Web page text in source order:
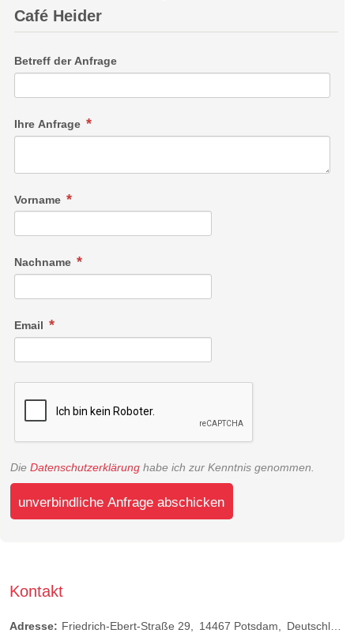
Café Heider
Betreff der Anfrage
Ihre Anfrage
Vorname
Nachname
Email
Die Datenschutzerklärung habe ich zur Kenntnis genommen.
unverbindliche Anfrage abschicken
Kontakt
Adresse: Friedrich-Ebert-Straße 29 14467 Potsdam
Deutschland